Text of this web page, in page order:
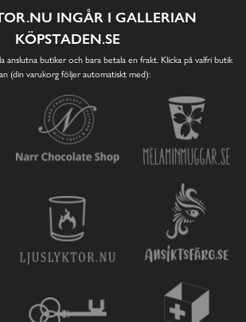
INGÅR I GALLERIAN
KÖPSTADEN.SE
anslutna butiker och bara betala en frakt. Klicka på valfri butik
(din varukorg följer automatiskt med):